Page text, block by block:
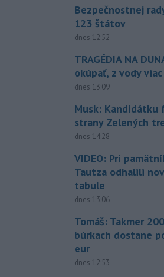
Bezpečnostnej
123 štátov
dnes 12:52
TRAGÉDIA NA
okúpať, z vody
dnes 13:09
Musk: Kandidátku
strany Zelených
dnes 14:28
VIDEO: Pri
Tautza odhalili
tabule
dnes 13:06
Tomáš: Takmer
búrkach dostane
eur
dnes 12:53